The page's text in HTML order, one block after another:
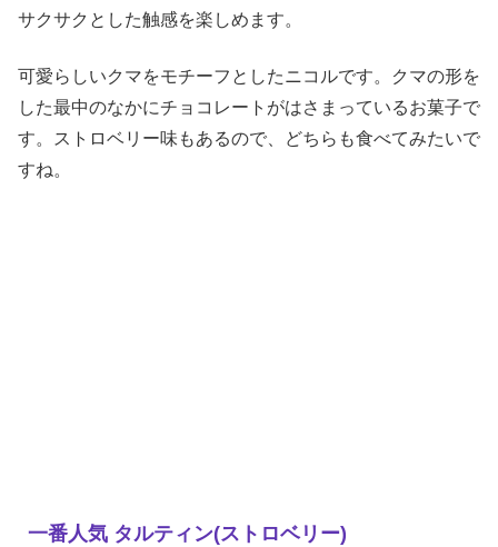
サクサクとした触感を楽しめます。
可愛らしいクマをモチーフとしたニコルです。クマの形を
した最中のなかにチョコレートがはさまっているお菓子で
す。ストロベリー味もあるので、どちらも食べてみたいで
すね。
一番人気 タルティン(ストロベリー)